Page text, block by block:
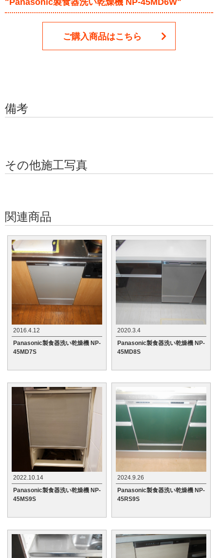
"Panasonic製食器洗い乾燥機 NP-45MD6W"
ご購入商品はこちら
備考
その他施工写真
関連商品
2016.4.12
Panasonic製食器洗い乾燥機 NP-
45MD7S
2020.3.4
Panasonic製食器洗い乾燥機 NP-
45MD8S
2022.10.14
Panasonic製食器洗い乾燥機 NP-
45MS9S
2024.9.26
Panasonic製食器洗い乾燥機 NP-
45RS9S